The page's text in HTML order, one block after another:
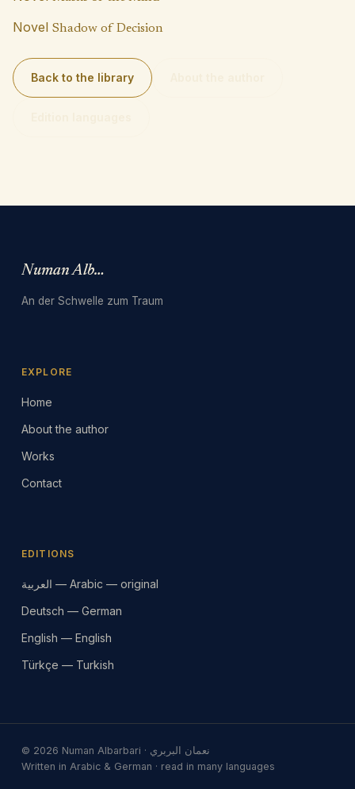
Novel Shadow of Decision
Back to the library
Numan Albarbari
An der Schwelle zum Traum
EXPLORE
Home
About the author
Works
Contact
EDITIONS
العربية — Arabic — original
Deutsch — German
English — English
Türkçe — Turkish
© 2026 Numan Albarbari · نعمان البربري
Written in Arabic & German · read in many languages